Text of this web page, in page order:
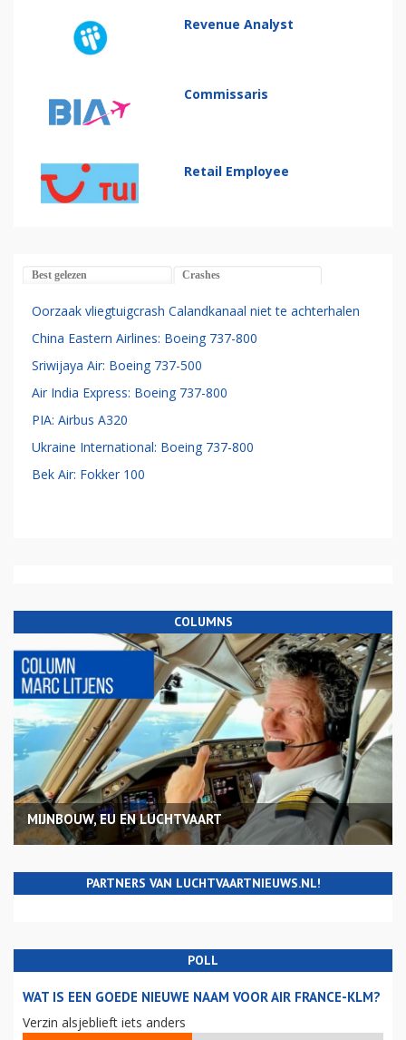
Revenue Analyst
Commissaris
Retail Employee
Best gelezen Crashes
Oorzaak vliegtuigcrash Calandkanaal niet te achterhalen
China Eastern Airlines: Boeing 737-800
Sriwijaya Air: Boeing 737-500
Air India Express: Boeing 737-800
PIA: Airbus A320
Ukraine International: Boeing 737-800
Bek Air: Fokker 100
COLUMNS
MIJNBOUW, EU EN LUCHTVAART
PARTNERS VAN LUCHTVAARTNIEUWS.NL!
POLL
WAT IS EEN GOEDE NIEUWE NAAM VOOR AIR FRANCE-KLM?
Verzin alsjeblieft iets anders